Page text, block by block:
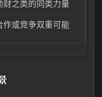
财之类的同类力量
作或竞争双重可能